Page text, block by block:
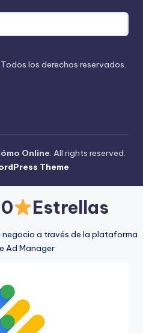
los derechos reservados.
Online. All rights reserved.
Theme
Estrellas
a través de la plataforma
Ad Manager